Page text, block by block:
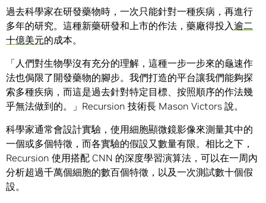
過去科學家在研發藥物時，一次只能針對一種疾病，再進行
多年的研究。這種新藥研發和上市的作法，藥廠得投入逾二
十億美元的成本。
「人們對生物學沒有充分的理解，這種一步一步來的龜速作
法也侷限了開發藥物的腳步。我們打造的平台讓我們能夠探
索多種疾病，而這是過去針對特定目標、按照順序的作法幾
乎無法做到的。」Recursion 技術長 Mason Victors 說。
科學家通常會設計實驗，使用細胞顯微鏡影像來測量其中的
一個或多個特徵，而各實驗的假設又數量有限。相比之下，
Recursion 使用搭配 CNN 的深度學習演算法，可以在一周內
分析超過千萬個細胞的數百個特徵，以及一次測試數十個假
設。